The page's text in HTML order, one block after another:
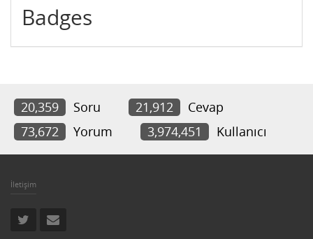
Badges
20,359 Soru 21,912
Cevap
73,672
Yorum 3,974,451 Kullanıcı
İletişim